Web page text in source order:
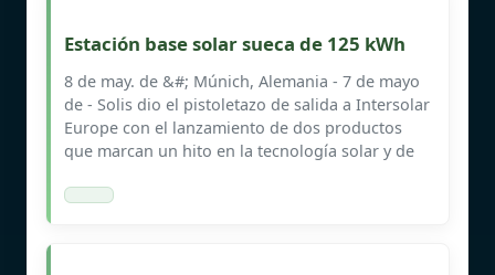
Estación base solar sueca de 125 kWh
8 de may. de &#; Múnich, Alemania - 7 de mayo
de - Solis dio el pistoletazo de salida a Intersolar
Europe con el lanzamiento de dos productos
que marcan un hito en la tecnología solar y de